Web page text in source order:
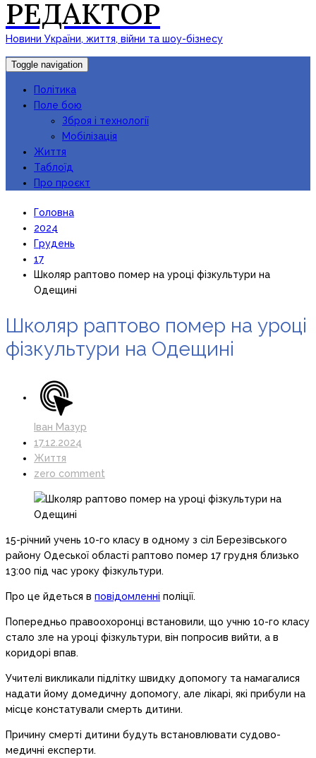
РЕДАКТОР
Новини України, життя, війни та шоу-бізнесу
Toggle navigation
Політика
Поле бою
Зброя і технології
Мобілізація
Життя
Таблоїд
Про проєкт
Головна
2024
Грудень
17
Школяр раптово помер на уроці фізкультури на
Одещині
Школяр раптово помер на уроці
фізкультури на Одещині
Іван Мазур
17.12.2024
Життя
zero comment
15-річний учень 10-го класу в одному з сіл Березівського
району Одеської області раптово помер 17 грудня близько
13:00 під час уроку фізкультури.
Про це йдеться в повідомленні поліції.
Попередньо правоохоронці встановили, що учню 10-го класу
стало зле на уроці фізкультури, він попросив вийти, а в
коридорі впав.
Учителі викликали підлітку швидку допомогу та намагалися
надати йому домедичну допомогу, але лікарі, які прибули на
місце констатували смерть дитини.
Причину смерті дитини будуть встановлювати судово-
медичні експерти.